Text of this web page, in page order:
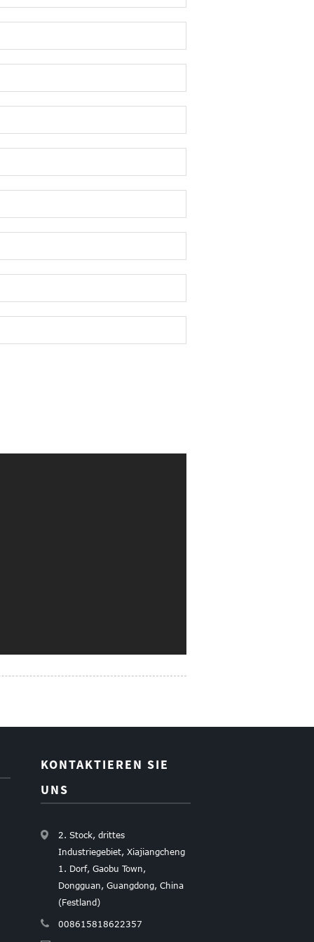
KONTAKTIEREN SIE
UNS
2. Stock, drittes
Industriegebiet, Xiajiangcheng
1. Dorf, Gaobu Town,
Dongguan, Guangdong, China
(Festland)
008615818622357